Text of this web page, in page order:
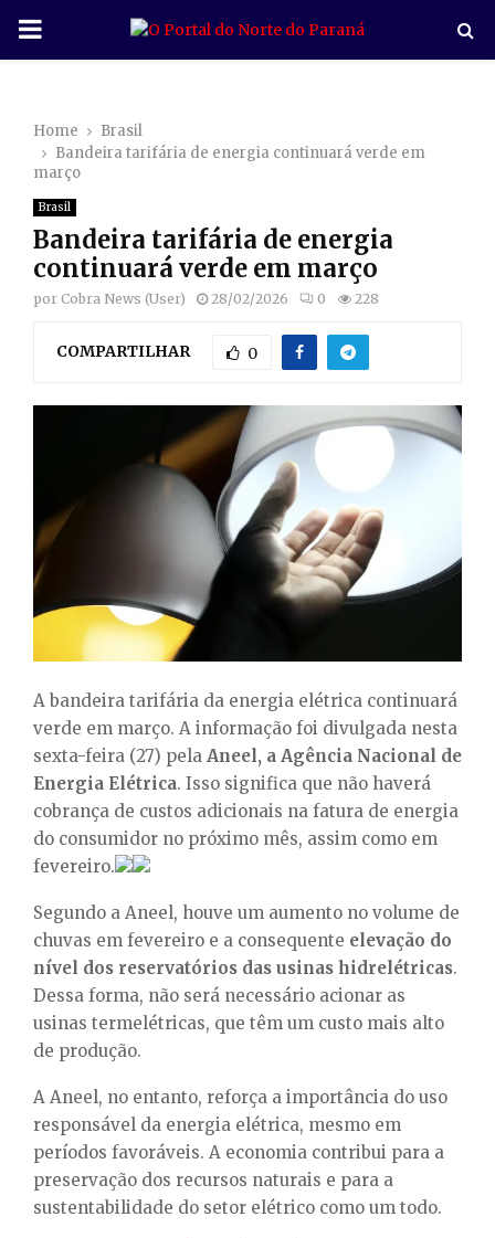
P
M
A
N
U
Home
Brasil
Bandeira tarifária de energia continuará verde em
março
Brasil
Bandeira tarifária de energia
continuará verde em março
por Cobra News (User) 28/02/2026 0 228
COMPARTILHAR 0
A bandeira tarifária da energia elétrica continuará
verde em março. A informação foi divulgada nesta
sexta-feira (27) pela Aneel, a Agência Nacional de
Energia Elétrica. Isso significa que não haverá
cobrança de custos adicionais na fatura de energia
do consumidor no próximo mês, assim como em
fevereiro.
Segundo a Aneel, houve um aumento no volume de
chuvas em fevereiro e a consequente elevação do
nível dos reservatórios das usinas hidrelétricas.
Dessa forma, não será necessário acionar as
usinas termelétricas, que têm um custo mais alto
de produção.
A Aneel, no entanto, reforça a importância do uso
responsável da energia elétrica, mesmo em
períodos favoráveis. A economia contribui para a
preservação dos recursos naturais e para a
sustentabilidade do setor elétrico como um todo.